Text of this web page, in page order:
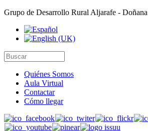
Grupo de Desarrollo Rural Aljarafe - Doñana
Quiénes Somos
Aula Virtual
Contactar
Cómo llegar